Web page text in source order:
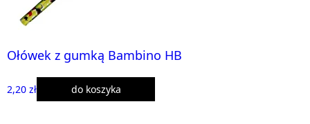
Ołówek z gumką Bambino HB
2,20 zł do koszyka